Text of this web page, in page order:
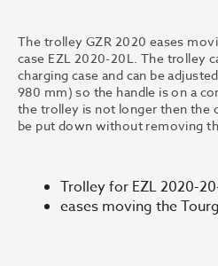
The trolley GZR 2020 eases
case EZL 2020-20L. The trolley
charging case and can be
980 mm) so the handle is on a
the trolley is not longer then the
be put down without removing
Trolley for EZL 2020-
eases moving the